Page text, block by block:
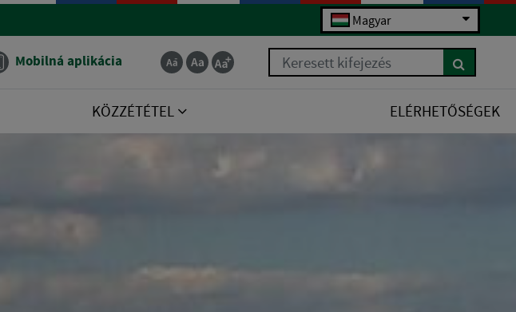
Magyar
Mobilná aplikácia Keresett kifejezés
KÖZZÉTÉTEL ELÉRHETŐSÉGEK